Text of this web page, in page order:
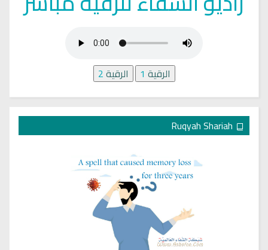
الرقية 1 الرقية2